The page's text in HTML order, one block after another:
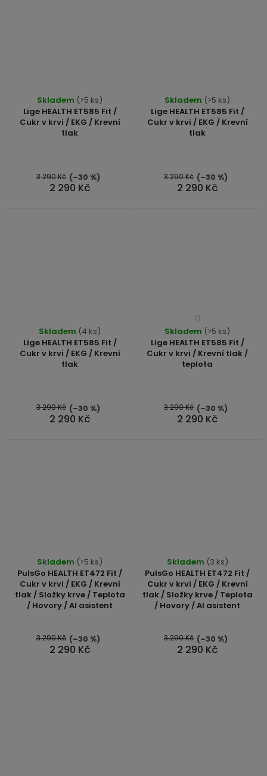
Lige HEALTH ET585 Fit /
Cukr v krvi / EKG / Krevní
tlak
hodnocení
produktu
je
5
hvězdiček.
Skladem (>5 ks)
2 290 Kč
3 290 Kč (–30 %)
Lige HEALTH ET585 Fit /
Cukr v krvi / EKG / Krevní
tlak
Skladem (>5 ks)
2 290 Kč
3 290 Kč (–30 %)
Lige HEALTH ET585 Fit /
Cukr v krvi / EKG / Krevní
tlak
Skladem (4 ks)
2 290 Kč
3 290 Kč (–30 %)
Lige HEALTH ET585 Fit /
Cukr v krvi / Krevní tlak /
teplota
Průměrné
hodnocení
produktu
je
5
hvězdiček.
Skladem (>5 ks)
2 290 Kč
3 290 Kč (–30 %)
PulsGo HEALTH ET472 Fit /
Cukr v krvi / EKG / Krevní
tlak / Složky krve / Teplota
/ Hovory / AI asistent
hodnocení
produktu
je
5,0
5
hvězdiček.
Skladem (>5 ks)
2 290 Kč
3 290 Kč (–30 %)
PulsGo HEALTH ET472 Fit /
Cukr v krvi / EKG / Krevní
tlak / Složky krve / Teplota
/ Hovory / AI asistent
Skladem (3 ks)
2 290 Kč
3 290 Kč (–30 %)